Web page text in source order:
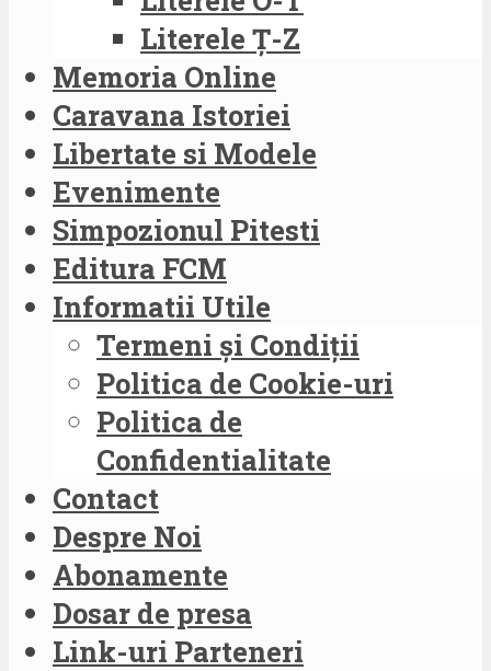
Literele Ț-Z
Memoria Online
Caravana Istoriei
Libertate si Modele
Evenimente
Simpozionul Pitesti
Editura FCM
Informatii Utile
Termeni și Condiții
Politica de Cookie-uri
Politica de
Confidentialitate
Contact
Despre Noi
Abonamente
Dosar de presa
Link-uri Parteneri